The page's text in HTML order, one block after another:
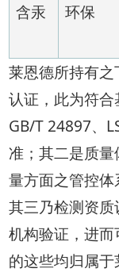
含汞
环保
莱恩德所持有
认证，此为符合
GB/T 24897、
准；其二是质
量方面之管控体
其三乃检测资
机构验证，进
的这些均归属